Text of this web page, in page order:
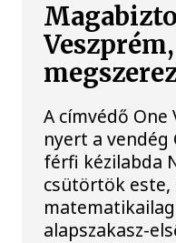
A címvédő One
nyert a vendég
férfi kézilabda
csütörtök este,
alapszakasz-